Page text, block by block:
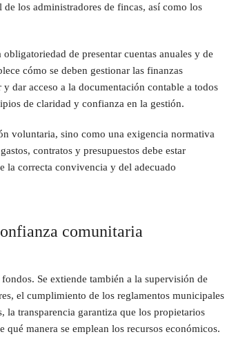
los administradores de fincas, así como los
de presentar cuentas anuales y de
cómo se deben gestionar las finanzas
dar acceso a la documentación contable a todos
de claridad y confianza en la gestión.
voluntaria, sino como una exigencia normativa
contratos y presupuestos debe estar
la correcta convivencia y del adecuado
comunitaria
Se extiende también a la supervisión de
el cumplimiento de los reglamentos municipales
la transparencia garantiza que los propietarios
manera se emplean los recursos económicos.